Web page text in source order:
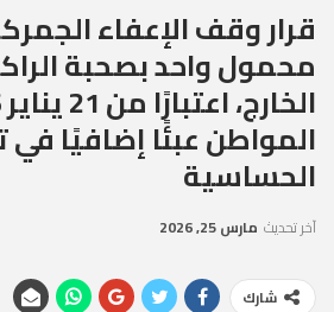
قرار وقف الإعفاء
محمول واحد بصحبة
المواطن عبئًا إضافيًا في
الحساسية
آخر تحديث مارس 25, 2026
شارك